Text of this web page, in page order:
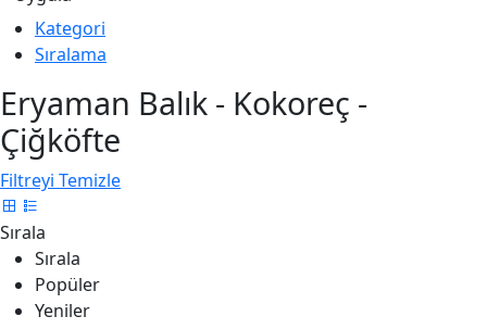
Kategori
Sıralama
Eryaman Balık - Kokoreç -
Çiğköfte
Filtreyi Temizle
Sırala
Sırala
Popüler
Yeniler